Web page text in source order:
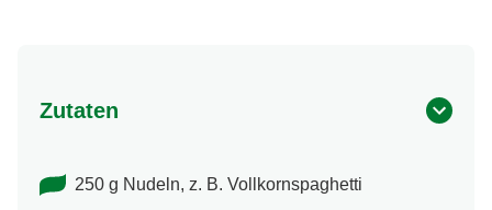
Zutaten
250 g Nudeln, z. B. Vollkornspaghetti